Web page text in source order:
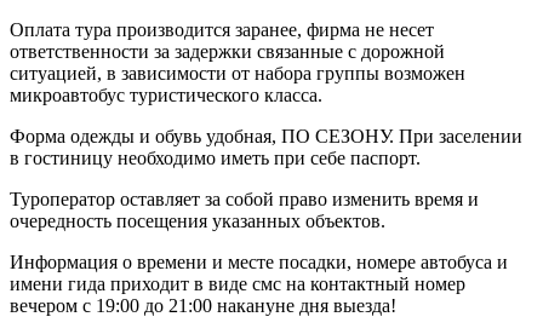
Оплата тура производится заранее, фирма не несет
ответственности за задержки связанные с дорожной
ситуацией, в зависимости от набора группы возможен
микроавтобус туристического класса.
Форма одежды и обувь удобная, ПО СЕЗОНУ. При заселении
в гостиницу необходимо иметь при себе паспорт.
Туроператор оставляет за собой право изменить время и
очередность посещения указанных объектов.
Информация о времени и месте посадки, номере автобуса и
имени гида приходит в виде смс на контактный номер
вечером с 19:00 до 21:00 накануне дня выезда!